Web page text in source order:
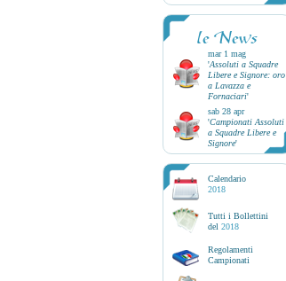
le News
mar 1 mag
'Assoluti a Squadre
Libere e Signore: oro
a Lavazza e
Fornaciari'
sab 28 apr
'Campionati Assoluti
a Squadre Libere e
Signore'
Calendario
2018
Tutti i Bollettini
del 2018
Regolamenti
Campionati